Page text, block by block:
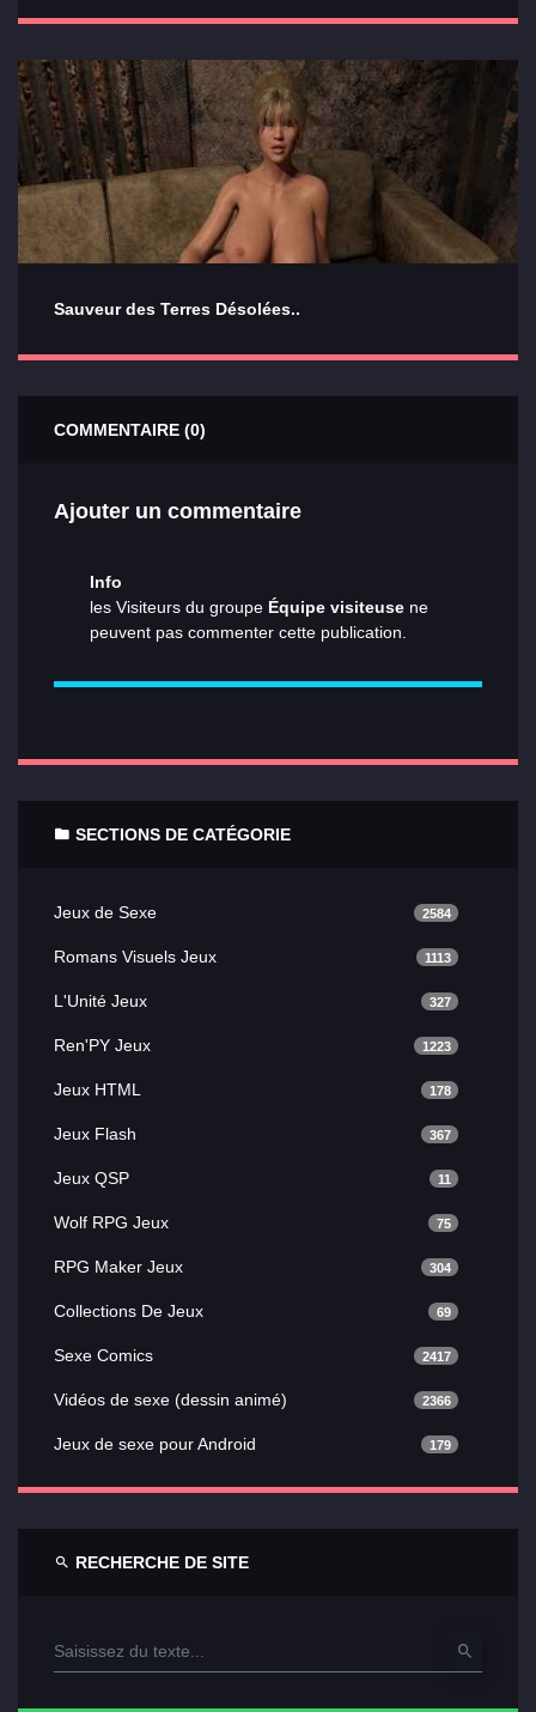
Sauveur des Terres Désolées..
COMMENTAIRE (0)
Ajouter un commentaire
Info
les Visiteurs du groupe Équipe visiteuse ne
peuvent pas commenter cette publication.
SECTIONS DE CATÉGORIE
Jeux de Sexe 2584
Romans Visuels Jeux 1113
L'Unité Jeux 327
Ren'PY Jeux 1223
Jeux HTML 178
Jeux Flash 367
Jeux QSP 11
Wolf RPG Jeux 75
RPG Maker Jeux 304
Collections De Jeux 69
Sexe Comics 2417
Vidéos de sexe (dessin animé) 2366
Jeux de sexe pour Android 179
RECHERCHE DE SITE